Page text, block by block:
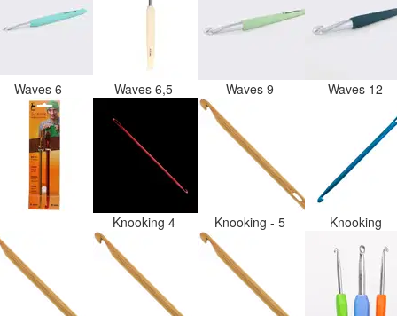
Waves 6 Waves 6,5 Waves 9 Waves 12
Knooking 4 Knooking - 5 Knooking